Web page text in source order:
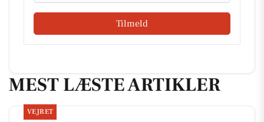
Tilmeld
MEST LÆSTE ARTIKLER
VEJRET